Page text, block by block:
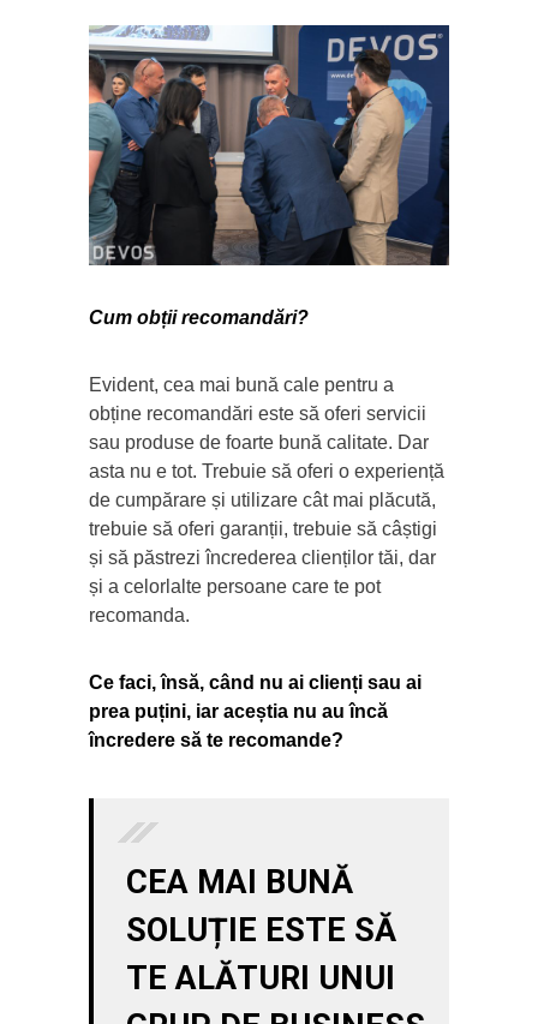
Cum obții recomandări?
Evident, cea mai bună cale pentru a
obține recomandări este să oferi servicii
sau produse de foarte bună calitate. Dar
asta nu e tot. Trebuie să oferi o experiență
de cumpărare și utilizare cât mai plăcută,
trebuie să oferi garanții, trebuie să câștigi
și să păstrezi încrederea clienților tăi, dar
și a celorlalte persoane care te pot
recomanda.
Ce faci, însă, când nu ai clienți sau ai
prea puțini, iar aceștia nu au încă
încredere să te recomande?
CEA MAI BUNĂ
SOLUȚIE ESTE SĂ
TE ALĂTURI UNUI